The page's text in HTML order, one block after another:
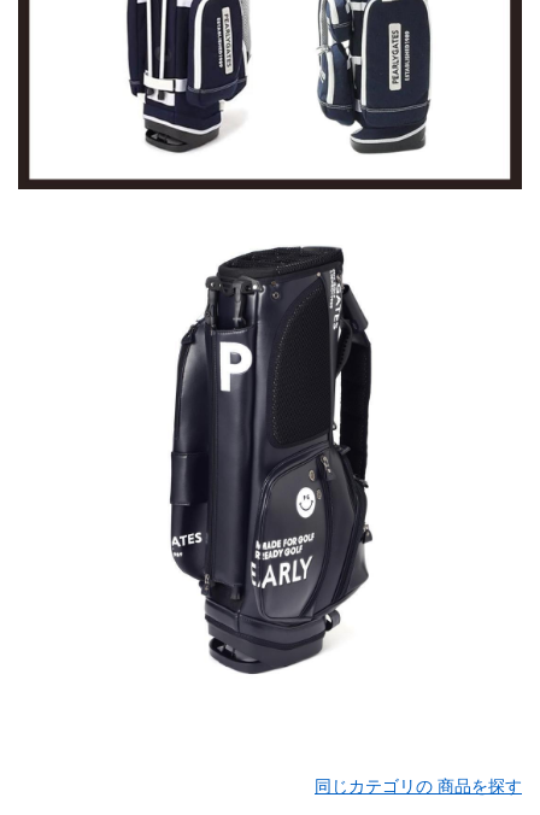
同じカテゴリの 商品を探す